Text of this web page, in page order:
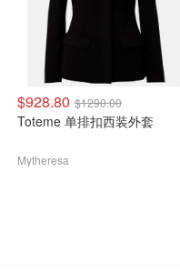
$928.80 $1290.00
Toteme 单排扣西装外套
Mytheresa